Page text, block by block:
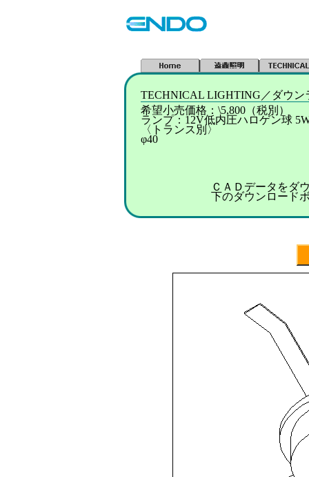
TECHNICAL LIGHTING／ダウ
希望小売価格：\5,800（税別）
ランプ：12V低内圧ハロゲン球
〈トランス別〉
φ40
ＣＡＤデータをダ
下のダウンロード